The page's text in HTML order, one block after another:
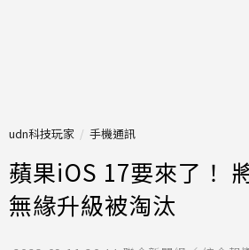
udn科技玩家 手機通訊
蘋果iOS 17要來了！
無緣升級被淘汰